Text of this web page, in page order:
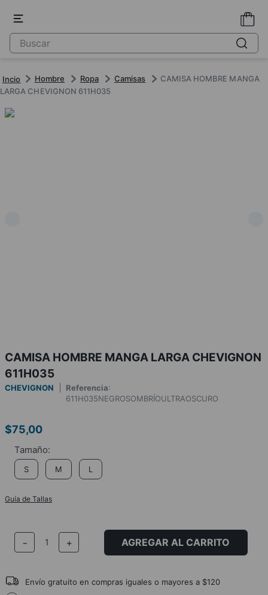
Hombre Ropa Camisas
CAMISA HOMBRE MANGA
LARGA CHEVIGNON 611H035
CAMISA HOMBRE MANGA LARGA CHEVIGNON
611H035
CHEVIGNON Referencia:
611H035NEGROSOMBRÍOULTRAOSCURO
$75,00
S M L
Guía de Tallas
＋
－ AGREGAR AL CARRITO
Envío gratuito en compras iguales o mayores a $120